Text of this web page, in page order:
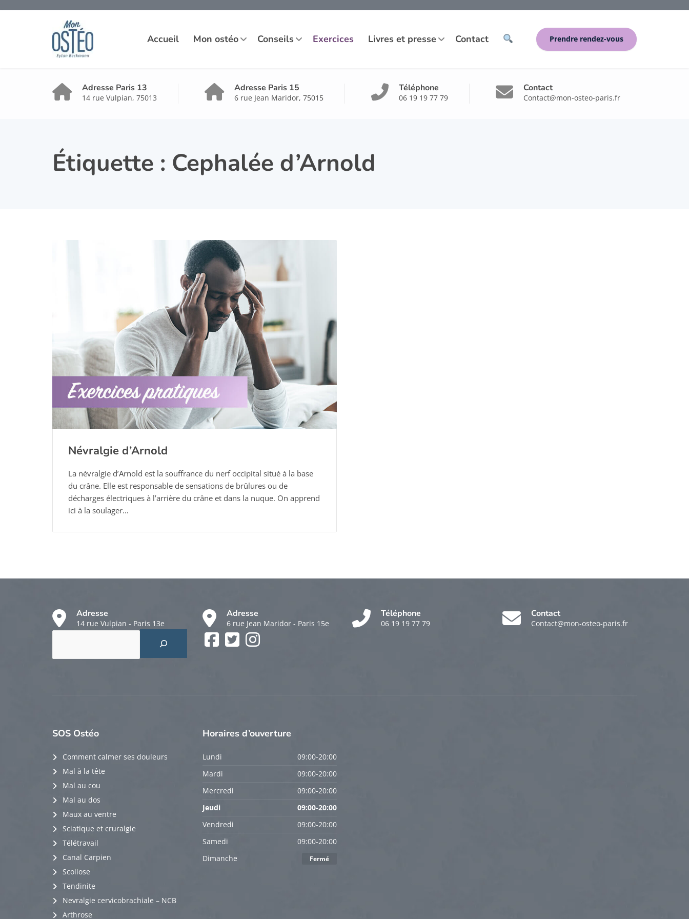
Accueil Mon ostéo Conseils Exercices Livres et presse Contact Prendre rendez-vous
Adresse Paris 13
14 rue Vulpian, 75013
Adresse Paris 15
6 rue Jean Maridor, 75015
Téléphone
06 19 19 77 79
Contact
Contact@mon-osteo-paris.fr
Étiquette : Cephalée d’Arnold
Névralgie d’Arnold
La névralgie d’Arnold est la souffrance du nerf occipital situé à la base
du crâne. Elle est responsable de sensations de brûlures ou de
décharges électriques à l’arrière du crâne et dans la nuque. On apprend
ici à la soulager…
Adresse
14 rue Vulpian - Paris 13e
Adresse
6 rue Jean Maridor - Paris 15e
Téléphone
06 19 19 77 79
Contact
Contact@mon-osteo-paris.fr
Facebook
SOS Ostéo
Comment calmer ses douleurs
Mal à la tête
Mal au cou
Mal au dos
Maux au ventre
Sciatique et cruralgie
Télétravail
Canal Carpien
Scoliose
Tendinite
Nevralgie cervicobrachiale – NCB
Arthrose
Horaires d’ouverture
Lundi
09:00-20:00
Mardi
09:00-20:00
Mercredi
09:00-20:00
Jeudi
09:00-20:00
Vendredi
09:00-20:00
Samedi
09:00-20:00
Dimanche
Fermé